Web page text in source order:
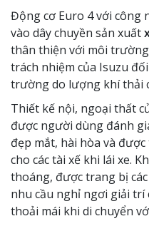
Động cơ Euro 4 với công
vào dây chuyền sản xuất
thân thiện với môi
trách nhiệm của Isuzu
trường do lượng khí thải
Thiết kế nội, ngoại thất
được người dùng đánh
đẹp mắt, hài hòa và
cho các tài xế khi lái xe.
thoáng, được trang bị
nhu cầu nghỉ ngơi giải trí
thoải mái khi di chuyển